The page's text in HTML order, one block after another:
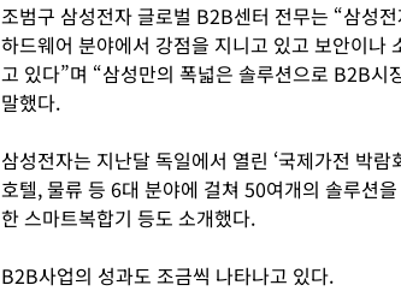
조범구 삼성전자 글로벌 B2B센터 전무는 “삼성
하드웨어 분야에서 강점을 지니고 있고 보안이나
고 있다”며 “삼성만의 폭넓은 솔루션으로 B2B시
말했다.
삼성전자는 지난달 독일에서 열린 ‘국제가전 박
호텔, 물류 등 6대 분야에 걸쳐 50여개의 솔루션
한 스마트복합기 등도 소개했다.
B2B사업의 성과도 조금씩 나타나고 있다.